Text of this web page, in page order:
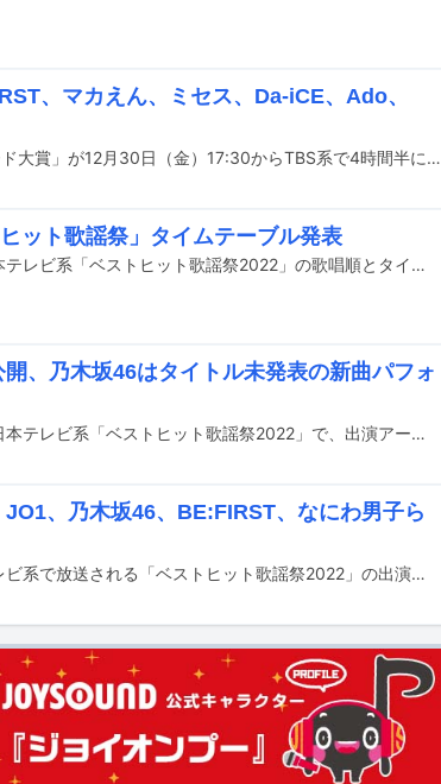
、マカえん、ミセス、Da-iCE、Ado、
年末恒例の大型特番「第64回 輝く！日本レコード大賞」が12月30日（金）17:30からTBS系で4時間半にわたって放送される。
ット歌謡祭」タイムテーブル発表
本日11月10日19:00から放送の読売テレビ・日本テレビ系「ベストヒット歌謡祭2022」の歌唱順とタイムテーブルが発表された。
、乃木坂46はタイトル未発表の新曲パフォ
11月10日（木）19:00から放送の読売テレビ・日本テレビ系「ベストヒット歌謡祭2022」で、出演アーティストが歌唱する楽曲が一挙発表された。
JO1、乃木坂46、BE:FIRST、なにわ男子ら
11月10日（木）19:00から読売テレビ・日本テレビ系で放送される「ベストヒット歌謡祭2022」の出演アーティストが発表された。